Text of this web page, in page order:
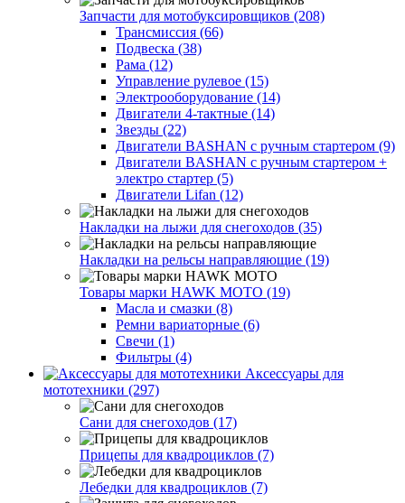
Запчасти для мотобуксировщиков (208)
Трансмиссия (66)
Подвеска (38)
Рама (12)
Управление рулевое (15)
Электрооборудование (14)
Двигатели 4-тактные (14)
Звезды (22)
Двигатели BASHAN с ручным стартером (9)
Двигатели BASHAN с ручным стартером +
электро стартер (5)
Двигатели Lifan (12)
Накладки на лыжи для снегоходов (35)
Накладки на рельсы направляющие (19)
Товары марки HAWK MOTO (19)
Масла и смазки (8)
Ремни вариаторные (6)
Свечи (1)
Фильтры (4)
Аксессуары для
мототехники (297)
Сани для снегоходов (17)
Прицепы для квадроциклов (7)
Лебедки для квадроциклов (7)